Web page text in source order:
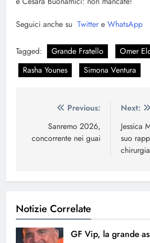
Seguici anche su Twitter e WhatsApp
Tagged: Grande Fratello
Omer
Rasha Younes
Simona Ventura
Navigazione
articoli
Previous:
Sanremo 2026,
concorrente nei guai
Next:
Jessica
suo
chirurgia
Notizie Correlate
GF Vip, la grande